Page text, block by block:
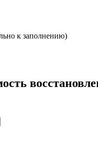
к заполнению)